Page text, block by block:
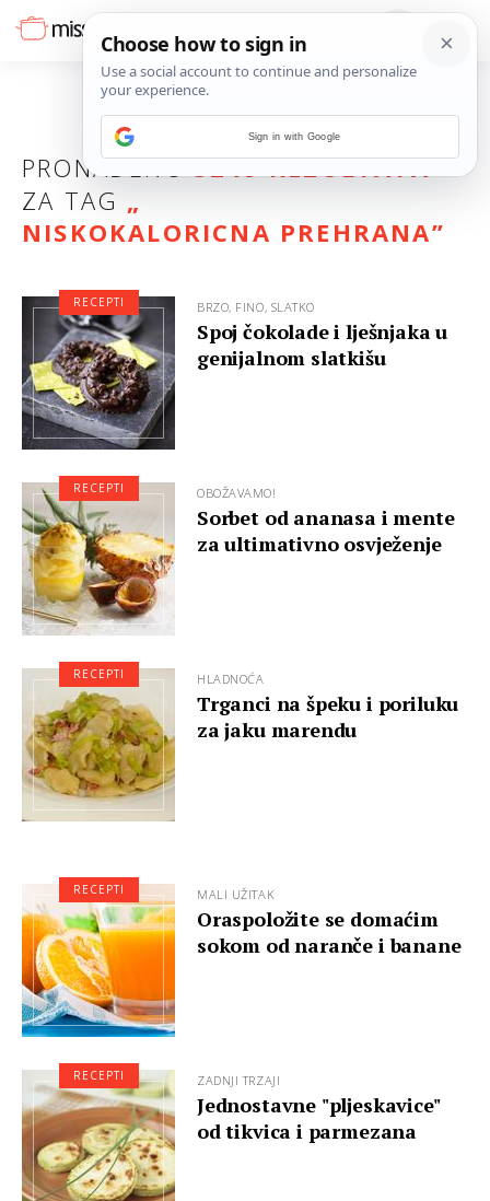
PRONAĐENO3249 REZULTATA
ZA TAG „
NISKOKALORICNA PREHRANA”
BRZO, FINO, SLATKO
Spoj čokolade i lješnjaka u
genijalnom slatkišu
RECEPTI
OBOŽAVAMO!
Sorbet od ananasa i mente
za ultimativno osvježenje
RECEPTI
HLADNOĆA
Trganci na špeku i poriluku
za jaku marendu
RECEPTI
MALI UŽITAK
Oraspoložite se domaćim
sokom od naranče i banane
RECEPTI
ZADNJI TRZAJI
Jednostavne "pljeskavice"
od tikvica i parmezana
RECEPTI
Sign in with Google